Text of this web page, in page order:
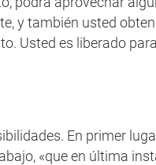
y también usted
Usted es liberado
En primer
«que en última